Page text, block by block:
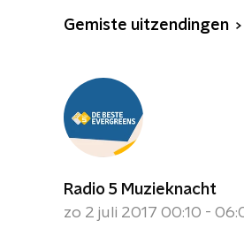
Gemiste uitzendingen
Radio 5 Muzieknacht
zo 2 juli 2017 00:10 -